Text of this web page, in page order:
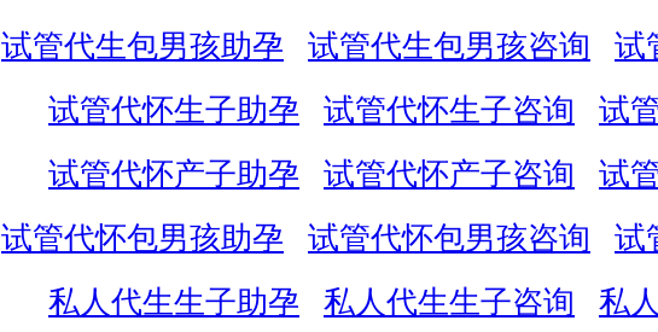
试管代生包男孩助孕
试管代生包男孩咨询
试
试管代怀生子助孕
试管代怀生子咨询
试
试管代怀产子助孕
试管代怀产子咨询
试
试管代怀包男孩助孕
试管代怀包男孩咨询
试
私人代生生子助孕
私人代生生子咨询
私